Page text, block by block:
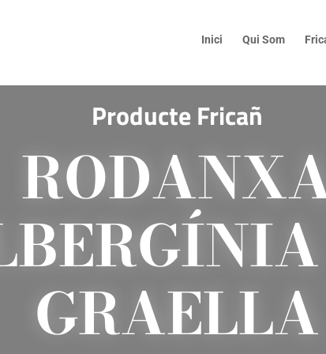
Inici Qui Som
Producte Fricañ
GRAELLA